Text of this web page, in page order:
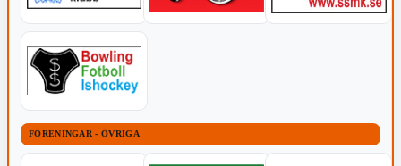
FÖRENINGAR - ÖVRIGA